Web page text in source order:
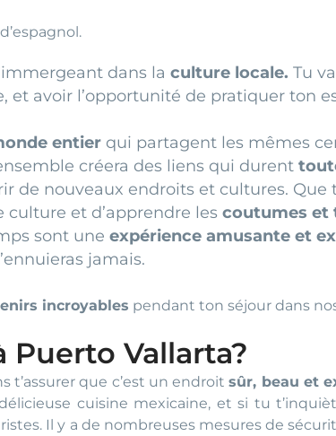
dans la culture locale. Tu
et avoir l’opportunité de pratiquer ton
entier qui partagent les mêmes
créera des liens qui durent
de nouveaux endroits et cultures.
culture et d’apprendre les coutumes et
sont une expérience amusante et
jamais.
incroyables pendant ton séjour dans
Puerto Vallarta?
t’assurer que c’est un endroitsûr, beau et
cuisine mexicaine, et si tu
Il y a de nombreuses mesures de